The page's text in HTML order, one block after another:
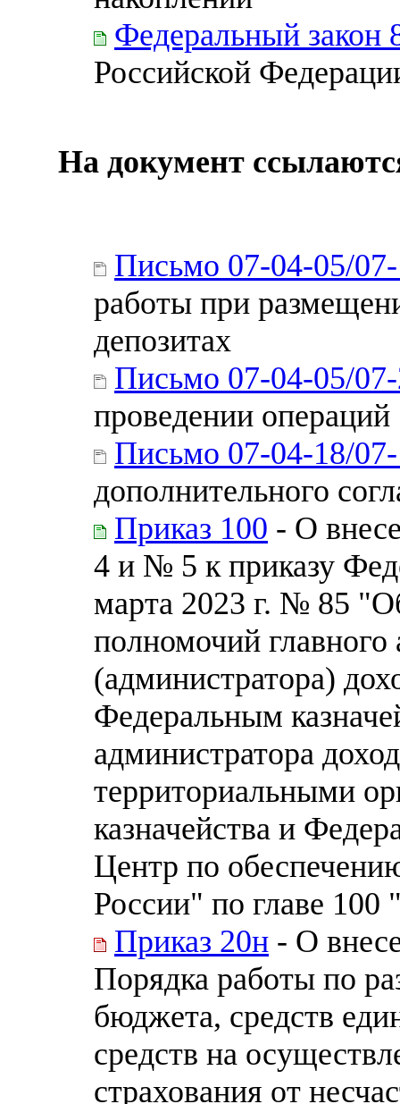
Федеральный закон
Российской
На документ
Письмо 07-04-05/
работы при
депозитах
Письмо 07-04-05/
проведении операций
Письмо 07-04-18/
дополнительного
Приказ 100 - О
4 и № 5 к приказу
марта 2023 г. № 85
полномочий главного
(администратора)
Федеральным
администратора
территориальными
казначейства и
Центр по
России" по главе 100
Приказ 20н - О
Порядка работы по
бюджета, средств
средств на
страхования от